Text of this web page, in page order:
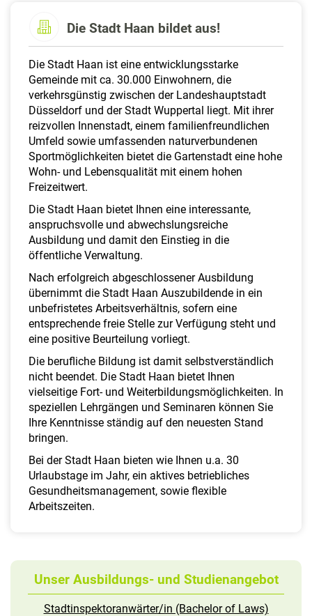
Die Stadt Haan bildet aus!
Die Stadt Haan ist eine entwicklungsstarke
Gemeinde mit ca. 30.000 Einwohnern, die
verkehrsgünstig zwischen der Landeshauptstadt
Düsseldorf und der Stadt Wuppertal liegt. Mit ihrer
reizvollen Innenstadt, einem familienfreundlichen
Umfeld sowie umfassenden naturverbundenen
Sportmöglichkeiten bietet die Gartenstadt eine hohe
Wohn- und Lebensqualität mit einem hohen
Freizeitwert.
Die Stadt Haan bietet Ihnen eine interessante,
anspruchsvolle und abwechslungsreiche
Ausbildung und damit den Einstieg in die
öffentliche Verwaltung.
Nach erfolgreich abgeschlossener Ausbildung
übernimmt die Stadt Haan Auszubildende in ein
unbefristetes Arbeitsverhältnis, sofern eine
entsprechende freie Stelle zur Verfügung steht und
eine positive Beurteilung vorliegt.
Die berufliche Bildung ist damit selbstverständlich
nicht beendet. Die Stadt Haan bietet Ihnen
vielseitige Fort- und Weiterbildungsmöglichkeiten. In
speziellen Lehrgängen und Seminaren können Sie
Ihre Kenntnisse ständig auf den neuesten Stand
bringen.
Bei der Stadt Haan bieten wie Ihnen u.a. 30
Urlaubstage im Jahr, ein aktives betriebliches
Gesundheitsmanagement, sowie flexible
Arbeitszeiten.
Unser Ausbildungs- und Studienangebot
Stadtinspektoranwärter/in (Bachelor of Laws)